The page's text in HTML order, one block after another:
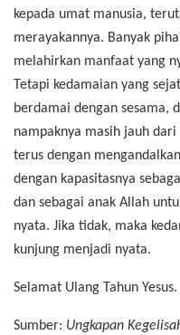
kepada umat manusia,
merayakannya. Banyak
melahirkan manfaat yang
Tetapi kedamaian yang
berdamai dengan sesama,
nampaknya masih jauh
terus dengan
dengan kapasitasnya
dan sebagai anak Allah
nyata. Jika tidak, maka
kunjung menjadi nyata.
Selamat Ulang Tahun
Sumber: Ungkapan